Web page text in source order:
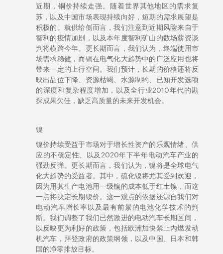
近期， 铜价持续走强。 随着世界其他地区的需求复
苏， 以及中国市场表现持续向好，短期的需求展望是
积极的。 就供给侧而言，我们注意到近期风险来自于
智利的疫情加剧，以及本年度智利矿山的数场薪资谈
判将横跨今年。更长期而言，我们认为，终端使用市
场需求稳健，而铜在电气化大趋势中的广泛应用也将
带来一定的上行空间。我们预计，长期的价格还将反
映出品位下降、资源枯竭、水源制约、已知开发选项
的深度和复杂程度增加，以及全行业2010年代的勘
探成果欠佳，缺乏高质量的未来开发机会。
镍
镍价持续受益于市场对于增长性资产的乐观情绪、供
应的不确定性、以及 2020年下半年电动汽车产业的
强劲反弹。更长期而言，我们认为，镍将是全球电气
化大趋势的受益者。其中，硫化镍将尤其受到欢迎，
因为用其生产电池用一级镍的成本低于红土镍，而这
一点将决定长期镍价。这一观点的依据还源自我们对
电动汽车增长率以及最有前景的电池化学技术的判
断。我们调整了我们已然激进的电动汽车长期区间，
以反映更为利好的政策，包括欧洲加快禁止内燃发动
机汽车，拜登政府的政策纲领，以及中国、日本和韩
国的净零排放目标。